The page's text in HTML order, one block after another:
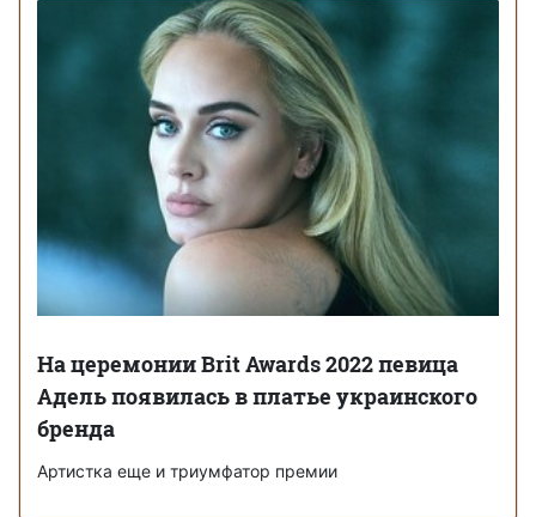
На церемонии Brit Awards 2022 певица
Адель появилась в платье украинского
бренда
Артистка еще и триумфатор премии